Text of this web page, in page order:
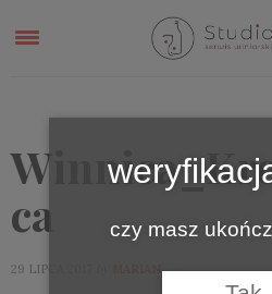
ca
29 LIPCA 2017
czy masz